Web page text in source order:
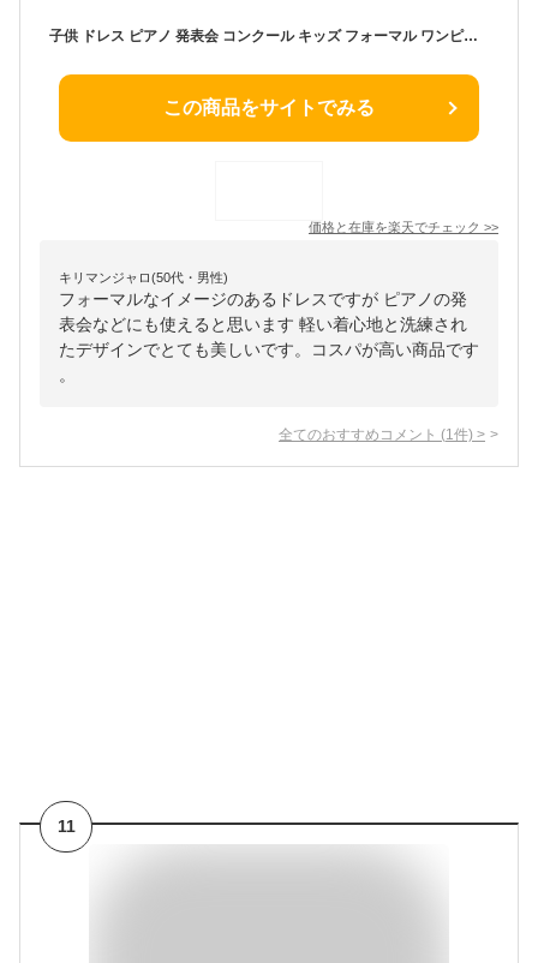
子供 ドレス ピアノ 発表会 コンクール キッズ フォーマル ワンピース 女の子 結婚式 ロングドレス 子ども 誕生日 パーティー 服 ダンス衣装 コンクールセレモニードレス七五三 結婚式
この商品をサイトでみる
価格と在庫を楽天でチェック >>
キリマンジャロ(50代・男性)
フォーマルなイメージのあるドレスですが ピアノの発
表会などにも使えると思います 軽い着心地と洗練され
たデザインでとても美しいです。コスパが高い商品です
。
全てのおすすめコメント (1 件) >
11